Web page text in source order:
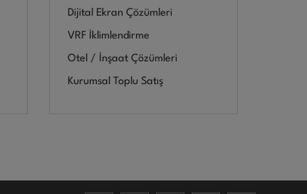
Dijital Ekran Çözümleri
VRF İklimlendirme
Otel / İnşaat Çözümleri
Kurumsal Toplu Satış